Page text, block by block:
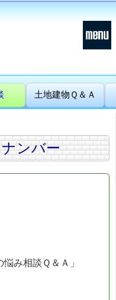
土地建物Ｑ＆Ａ
ンバー
み相談Ｑ＆Ａ」